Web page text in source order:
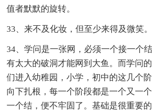
值者默默的旋转。
33、来不及化妆，但至少来得及微笑。
34、学问是一张网，必须一个接一个
有太大的破洞才能网到大鱼。而学问
们进入幼稚园，小学，初中的这几个
向下扎根，每一个阶段都是一个又一
一个结，便不牢固了。基础是很重要